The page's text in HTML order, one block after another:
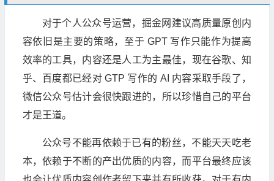
对于个人公众号运营，掘金网建议高质量原创内
容依旧是主要的策略，至于 GPT 写作只能作为提高
效率的工具，内容还是人工为主最佳，现在谷歌、知
乎、百度都已经对 GTP 写作的 AI 内容采取手段了，
微信公众号估计会很快跟进的，所以珍惜自己的平台
才是王道。
公众号不能再依赖于已有的粉丝，不能天天吃老
本，依赖于不断的产出优质的内容，而平台最终应该